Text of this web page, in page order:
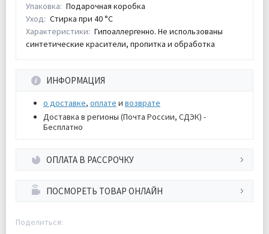
Упаковка: Подарочная коробка
Уход: Стирка при 40 °С
Характеристики: Гипоаллергенно. Не использованы
синтетические красители, пропитка и обработка
ИНФОРМАЦИЯ
о доставке, оплате и возврате
Доставка в регионы (Почта России, СДЭК) -
Бесплатно
ОПЛАТА В РАССРОЧКУ
ПОСМОРЕТЬ ТОВАР ОНЛАЙН
Поделиться: